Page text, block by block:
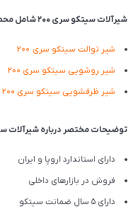
شیرآلات سیتکو سری 200 شامل محصولات دیگر هم می باشد:
شیر توالت سیتکو سری 200
شیر روشویی سیتکو سری 200
شیر ظرفشویی سیتکو سری 200
توضیحات مختصر درباره شیرآلات
دارای استاندارد اروپا و ایران
فروش در بازارهای داخلی
دارای 5 سال ضمانت سیتکو